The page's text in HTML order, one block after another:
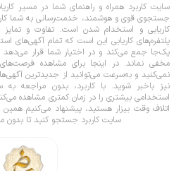
سایت کاربرد همراه و راهنمای شما در مسیر
جستجوی قوی و هوشمند، خدمت‌رسانی به شما
کاریابی و استخدام شدن است. تفاوت و
پلتفرم‌های کاریابی این است که تمام آگهی‌های
یک‌‌جا جمع می‌کند و در اختیار شما قرار می‌‌‌دهد
مخفی نماند.در اینجا برای مشاهده
نمی‌کنید و به‌سرعت می‌توانید از جدیدترین
نیز باخبر شوید. با کاربرد، بدون مراجعه به
استخدامی بیشتری را در زمان کمتری مشاهده
اتلاف وقت بیزار هستید، پیشنهاد می‌کنیم
سایت کاربرد جستجو کنید تا